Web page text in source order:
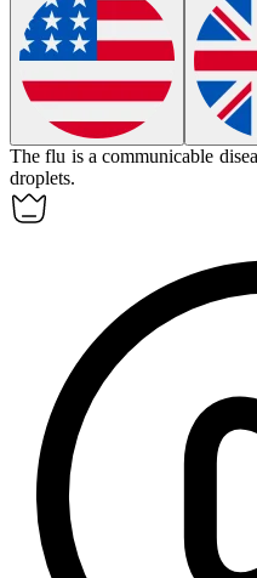
The flu is a communicable
droplets.